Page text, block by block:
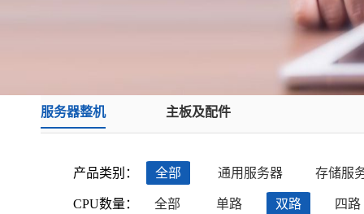
服务器整机 主板及配件
产品类别：
CPU数量：
全部 通用服务器 存储服
全部 单路 双路 四路